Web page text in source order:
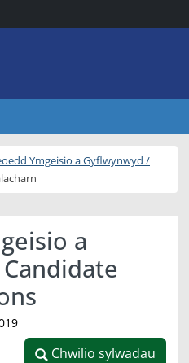
Ymgeisio a Gyflwynwyd /
a
Chwilio sylwadau
Chwilio sylwadau